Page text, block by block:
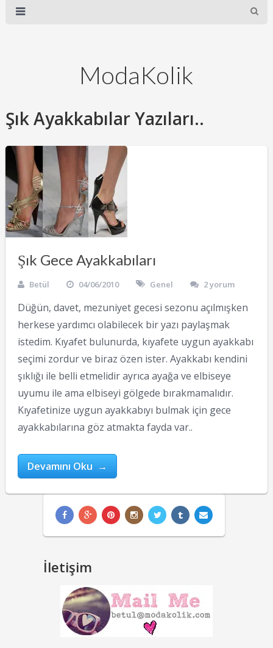
ModaKolik
Şık Ayakkabılar Yazıları..
Şık Gece Ayakkabıları
Betül 04/06/2010 Genel 2 yorum
Düğün, davet, mezuniyet gecesi sezonu açılmışken
herkese yardımcı olabilecek bir yazı paylaşmak
istedim. Kıyafet bulunurda, kıyafete uygun ayakkabı
seçimi zordur ve biraz özen ister. Ayakkabı kendini
şıklığı ile belli etmelidir ayrıca ayağa ve elbiseye
uyumu ile ama elbiseyi gölgede bırakmamalıdır.
Kıyafetinize uygun ayakkabıyı bulmak için gece
ayakkabılarına göz atmakta fayda var..
Devamını Oku →
İletişim